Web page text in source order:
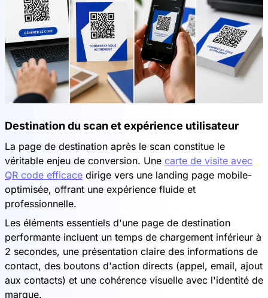
Destination du scan et expérience utilisateur
La page de destination après le scan constitue le
véritable enjeu de conversion. Une carte de visite avec
QR code efficace dirige vers une landing page mobile-
optimisée, offrant une expérience fluide et
professionnelle.
Les éléments essentiels d'une page de destination
performante incluent un temps de chargement inférieur à
2 secondes, une présentation claire des informations de
contact, des boutons d'action directs (appel, email, ajout
aux contacts) et une cohérence visuelle avec l'identité de
marque.